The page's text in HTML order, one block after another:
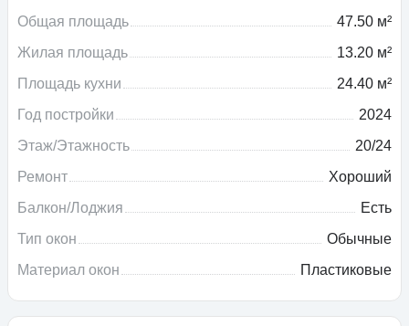
Общая площадь
47.50 м²
Жилая площадь
13.20 м²
Площадь кухни
24.40 м²
Год постройки
2024
Этаж/Этажность
20/24
Ремонт
Хороший
Балкон/Лоджия
Есть
Тип окон
Обычные
Материал окон
Пластиковые